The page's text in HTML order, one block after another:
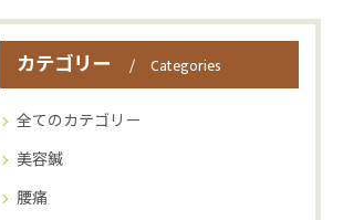
カテゴリー Categories
全てのカテゴリー
美容鍼
腰痛